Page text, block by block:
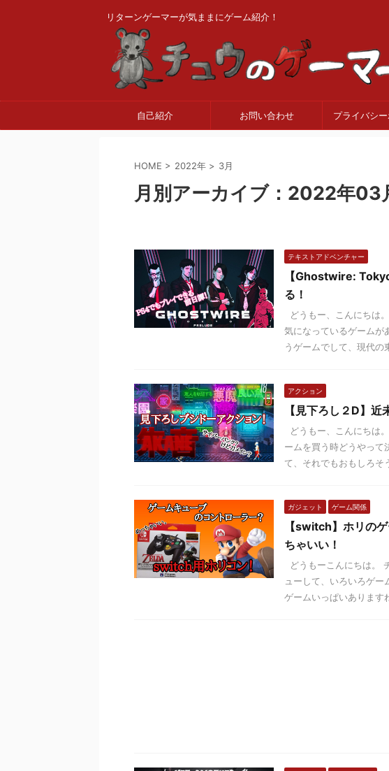
リターンゲーマーが気ままにゲーム紹介！
自己紹介 お問い合わせ プライバシ
HOME > 2022年 > 3月
月別アーカイブ：2022年03
テキストアドベンチャー
【Ghostwire:
る！
どうもー、こんにちは
気になっているゲーム
うゲームでして、現代の
アクション
【見下ろし２D】近
どうもー、こんにちは
ームを買う時どうやって
て、それでもおもしろそ
ガジェット ゲーム関係
【switch】ホリの
ちゃいい！
どうもーこんにちは。
ューして、いろいろゲ
ゲームいっぱいあります